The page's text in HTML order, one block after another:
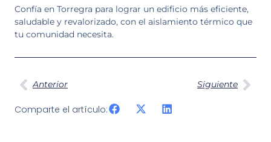
Confía en Torregra para lograr un edificio más eficiente,
saludable y revalorizado, con el aislamiento térmico que
tu comunidad necesita.
Anterior Siguiente
Comparte el artículo: